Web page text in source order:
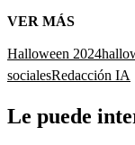
VER MÁS
Halloween 2024
socialesRedacción IA
Le puede